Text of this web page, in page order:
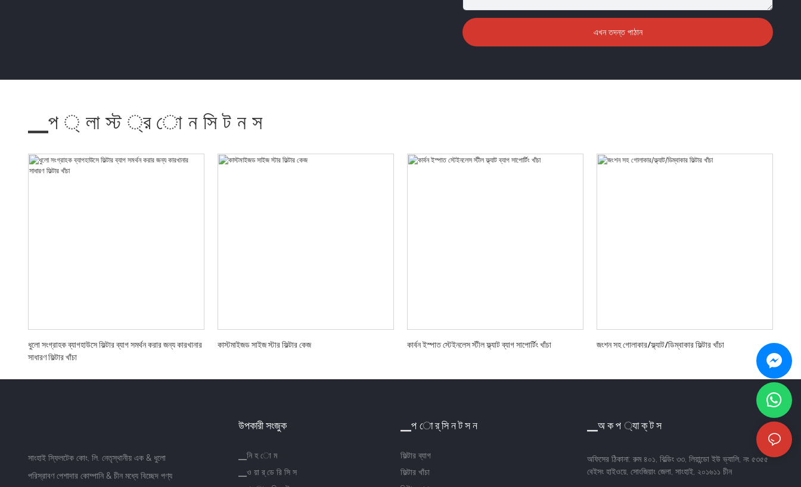
এখন তদন্ত পাঠান
▁প ্ লা স্ট ্র ো ন সি ট ন স
ধুলো সংগ্রাহক ব্যাগহাউসে ফিল্টার ব্যাগ সমর্থন করার জন্য কারখানার
সাধারণ ফিল্টার খাঁচা
কাস্টমাইজড সাইজ স্টার ফিল্টার কেজ কার্বন ইস্পাত স্টেইনলেস স্টীল ফ্ল্যাট ব্যাগ সাপোর্টিং খাঁচা জংশন সহ গোলাকার/ফ্ল্যাট/ডিম্বাকার ফিল্টার খাঁচা
সাংহাই স্ফিলটেক কোং, লি. নেতৃস্থানীয় এক & ধুলো
পরিস্রাবণ পেশাদার কোম্পানি & চীন মধ্যে বিচ্ছেদ পণ্য
উপকারী সংজুক
▁নি হ ো ম
▁ও য়া র্ ডে রি সি স
▁প ো র্ সি ন ট স ন
ফিল্টার ব্যাগ
ফিল্টার খাঁচা
▁অ ক প ্যা ক্ ট স
অফিসের ঠিকানা: রুম ৪০১, বিল্ডিং ৩৩, লিয়ান্ডো ইউ ভ্যালি, নং ৫৩৫৫
বেইসং হাইওয়ে, সোংজিয়াং জেলা, সাংহাই, ২০১৬১১ চীন